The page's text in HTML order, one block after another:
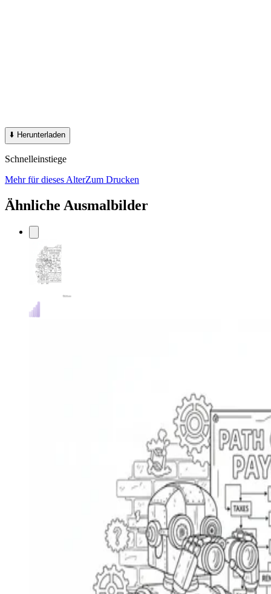
⬇️ Herunterladen
Schnelleinstiege
Mehr für dieses AlterZum Drucken
Ähnliche Ausmalbilder